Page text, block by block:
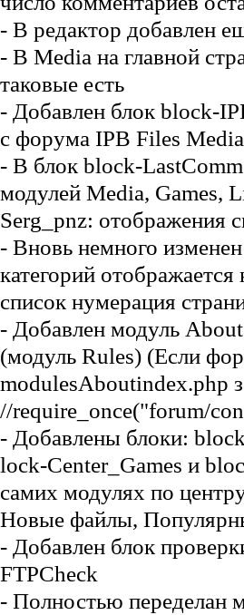
- В редактор добавлен
- В Media на главной
таковые есть
- Добавлен блок block-
с форума IPB Files
- В блок block-
модулей Media, Games,
Serg_pnz: отображения
- Вновь немного
категорий
список нумерация
- Добавлен модуль
(модуль Rules) (Если
modulesAboutindex.php
//require_once("forum/
- Добавлены блоки:
lock-Center_Games и
самих модулях по
Новые файлы,
- Добавлен блок
FTPCheck
- Полностью переделан